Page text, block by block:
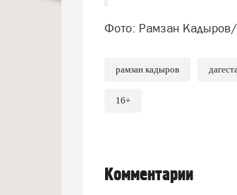
Фото: Рамзан
рамзан кадыров
16+
Комментарии